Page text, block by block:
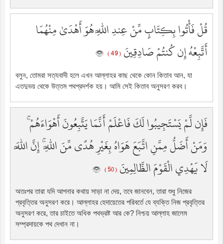
قُلْ فَأْتُوا بِكِتَابٍ مِّنْ عِندِ اللَّهِ هُوَ أَهْدَىٰ مِنْهُمَا
أَتَّبِعْهُ إِن كُنتُمْ صَادِقِينَ ( 49 )
বলুন, তোমরা সত্যবাদী হলে এখন আল্লাহর কাছ থেকে কোন কিতাব আন, যা
এতদুভয় থেকে উত্তম পথপ্রদর্শক হয়। আমি সেই কিতাব অনুসরণ করব।
فَإِن لَّمْ يَسْتَجِيبُوا لَكَ فَاعْلَمْ أَنَّمَا يَتَّبِعُونَ أَهْوَاءَهُمْ ۚ
وَمَنْ أَضَلُّ مِمَّنِ اتَّبَعَ هَوَاهُ بِغَيْرِ هُدًى مِّنَ اللَّهِ ۚ إِنَّ اللَّهَ
لَا يَهْدِي الْقَوْمَ الظَّالِمِينَ ( 50 )
অতঃপর তারা যদি আপনার কথায় সাড়া না দেয়, তবে জানবেন, তারা শুধু নিজের
প্রবৃত্তির অনুসরণ করে। আল্লাহর হেদায়েতের পরিবর্তে যে ব্যক্তি নিজ প্রবৃত্তির
অনুসরণ করে, তার চাইতে অধিক পথভ্রষ্ট আর কে? নিশ্চয় আল্লাহ জালেম
সম্প্রদায়কে পথ দেখান না।